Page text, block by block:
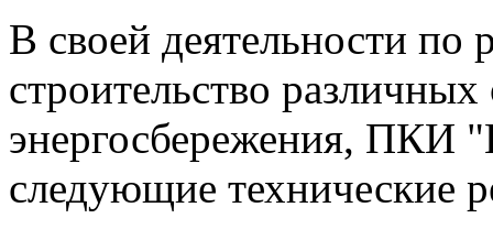
В своей деятельности по
строительство
энергосбережения, ПКИ
следующие технические